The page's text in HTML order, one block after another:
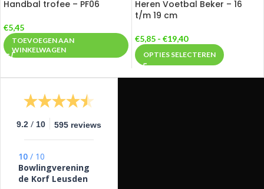
Handbal trofee – PF06
€5,45
TOEVOEGEN AAN
WINKELWAGEN
Heren Voetbal Beker – 16
t/m 19 cm
€5,85 - €19,40
OPTIES SELECTEREN
9.2 / 10 595 reviews
10 / 10
Bowlingverening
de Korf Leusden